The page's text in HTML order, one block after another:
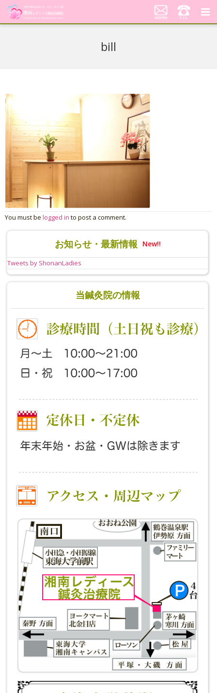
料金案内
患者さんの声
アクセス
美顔はり
bill
You must be logged in to post a comment.
お知らせ・最新情報 New!!
Tweets by ShonanLadies
当鍼灸院の情報